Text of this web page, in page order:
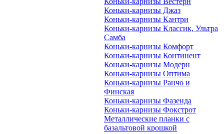
Коньки-карнизы Джаз
Коньки-карнизы Кантри
Коньки-карнизы Классик, Ультра
Самба
Коньки-карнизы Комфорт
Коньки-карнизы Континент
Коньки-карнизы Модерн
Коньки-карнизы Оптима
Коньки-карнизы Ранчо и
Финская
Коньки-карнизы Фазенда
Коньки-карнизы Фокстрот
Металлические планки с
базальтовой крошкой